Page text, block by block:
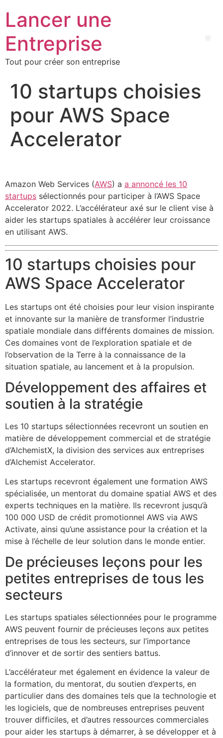
Lancer une
Entreprise
Tout pour créer son entreprise
10 startups choisies
pour AWS Space
Accelerator
Amazon Web Services (AWS) a a annoncé les 10
startups sélectionnés pour participer à l’AWS Space
Accelerator 2022. L’accélérateur axé sur le client vise à
aider les startups spatiales à accélérer leur croissance
en utilisant AWS.
10 startups choisies pour
AWS Space Accelerator
Les startups ont été choisies pour leur vision inspirante
et innovante sur la manière de transformer l’industrie
spatiale mondiale dans différents domaines de mission.
Ces domaines vont de l’exploration spatiale et de
l’observation de la Terre à la connaissance de la
situation spatiale, au lancement et à la propulsion.
Développement des affaires et
soutien à la stratégie
Les 10 startups sélectionnées recevront un soutien en
matière de développement commercial et de stratégie
d’AlchemistX, la division des services aux entreprises
d’Alchemist Accelerator.
Les startups recevront également une formation AWS
spécialisée, un mentorat du domaine spatial AWS et des
experts techniques en la matière. Ils recevront jusqu’à
100 000 USD de crédit promotionnel AWS via AWS
Activate, ainsi qu’une assistance pour la création et la
mise à l’échelle de leur solution dans le monde entier.
De précieuses leçons pour les
petites entreprises de tous les
secteurs
Les startups spatiales sélectionnées pour le programme
AWS peuvent fournir de précieuses leçons aux petites
entreprises de tous les secteurs, sur l’importance
d’innover et de sortir des sentiers battus.
L’accélérateur met également en évidence la valeur de
la formation, du mentorat, du soutien d’experts, en
particulier dans des domaines tels que la technologie et
les logiciels, que de nombreuses entreprises peuvent
trouver difficiles, et d’autres ressources commerciales
pour aider les startups à démarrer, à se développer et à